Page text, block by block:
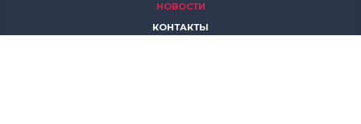
НОВОСТИ
КОНТАКТЫ